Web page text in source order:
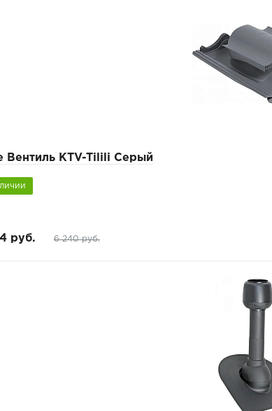
Вентиль KTV-Tilili Серый
руб. 6 240 руб.